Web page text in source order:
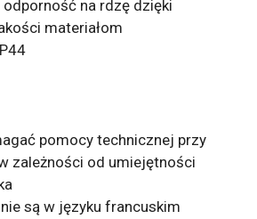
odporność na rdzę dzięki
materiałom
pomocy technicznej przy
zależności od umiejętności
są w języku francuskim